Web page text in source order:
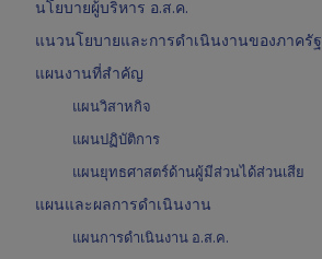
นโยบายผู้บริหาร อ.ส.ค.
แนวนโยบายและการดำเนินงานของภาครัฐ
แผนงานที่สำคัญ
แผนวิสาหกิจ
แผนปฏิบัติการ
แผนยุทธศาสตร์ด้านผู้มีส่วนได้ส่วนเสีย
แผนและผลการดำเนินงาน
แผนการดำเนินงาน อ.ส.ค.